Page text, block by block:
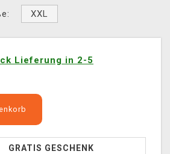
XXL
Lieferung in 2-5
GRATIS GESCHENK